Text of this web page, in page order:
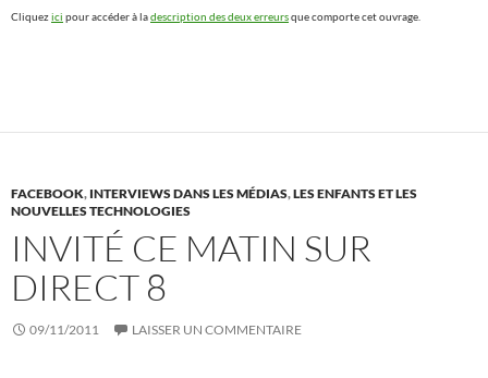
Cliquezici pour accéder à ladescription des deux erreursque comporte cet ouvrage.
FACEBOOK, INTERVIEWS DANS LES MÉDIAS,LES ENFANTS ET LES
NOUVELLES TECHNOLOGIES
INVITÉ CE MATIN SUR
DIRECT 8
09/11/2011 LAISSER UN COMMENTAIRE